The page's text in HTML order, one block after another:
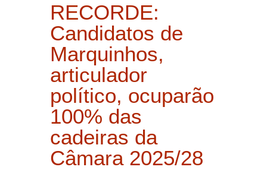
RECORDE:
Candidatos de
Marquinhos,
articulador
político, ocuparão
100% das
cadeiras da
Câmara 2025/28